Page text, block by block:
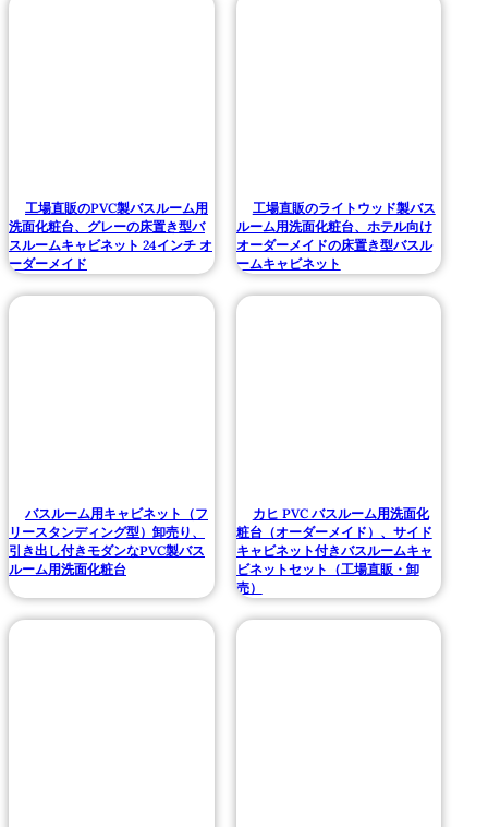
工場直販のPVC製バスルーム用
洗面化粧台、グレーの床置き型バ
スルームキャビネット 24インチ オ
ーダーメイド
工場直販のライトウッド製バス
ルーム用洗面化粧台、ホテル向け
オーダーメイドの床置き型バスル
ームキャビネット
バスルーム用キャビネット（フ
リースタンディング型）卸売り、
引き出し付きモダンなPVC製バス
ルーム用洗面化粧台
カヒ PVC バスルーム用洗面化
粧台（オーダーメイド）、サイド
キャビネット付きバスルームキャ
ビネットセット（工場直販・卸
売）